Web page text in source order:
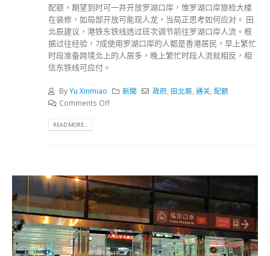
配额，期望到时可一并开放罗湖口岸，惟罗湖口岸旅检大楼
在装修，如局部开放可能现人龙，当局正思考如何应对。 田
北辰建议，港铁东铁线透过班次调节前往罗湖口岸人流。根
据过往经验，7成使用罗湖口岸的人都是香港居民，早上繁忙
时段准备跨境北上的人居多，晚上繁忙时段人流就相反，相
信东铁线可应付。
ByYu Xinmiao 新聞 政府 田北辰 ,通关 ,配额
Comments Off
READ MORE...